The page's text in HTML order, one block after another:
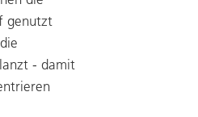
genutzt
- damit